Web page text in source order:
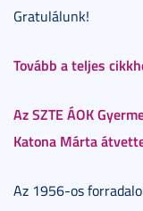
Gratulálunk!
Tovább a teljes
Az SZTE ÁOK
Katona Márta
Az 1956-os